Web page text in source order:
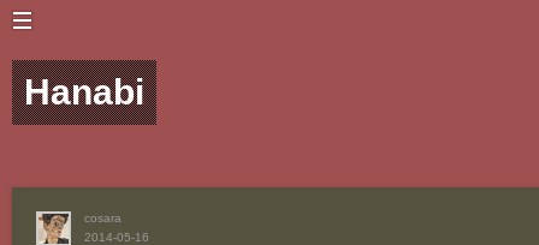
Hanabi
2014-05-16
cosara